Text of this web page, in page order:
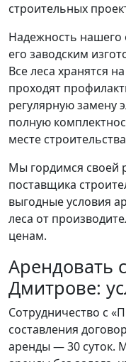
строительных
Надежность нашего
его заводским
Все леса хранятся
проходят
регулярную замену
полную
месте
Мы гордимся своей
поставщика
выгодные условия
леса от
ценам.
Арендовать
Дмитрове:
Сотрудничество с
составления
аренды — 30 суток.